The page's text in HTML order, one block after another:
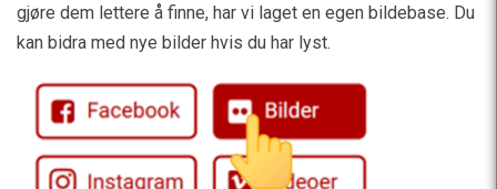
gjøre dem lettere å finne, har vi laget en egen bildebase. Du
kan bidra med nye bilder hvis du har lyst.